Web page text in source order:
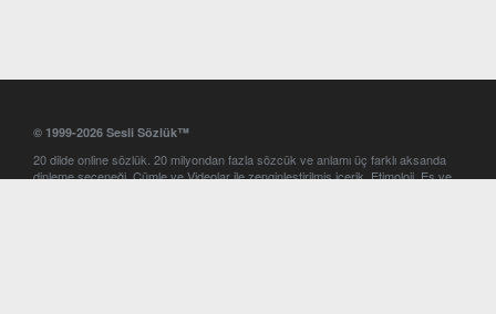
© 1999-2026 Sesli Sözlük™
20 dilde online sözlük. 20 milyondan fazla sözcük ve anlamı üç farklı aksanda
dinleme seçeneği. Cümle ve Videolar ile zenginleştirilmiş içerik. Etimoloji, Eş ve